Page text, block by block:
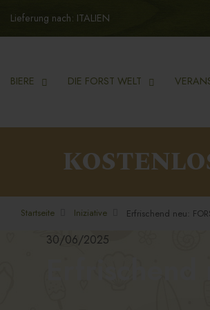
Lieferung nach: ITALIEN
BIERE DIE FORST WELT
Startseite Iniziative
30/06/2025